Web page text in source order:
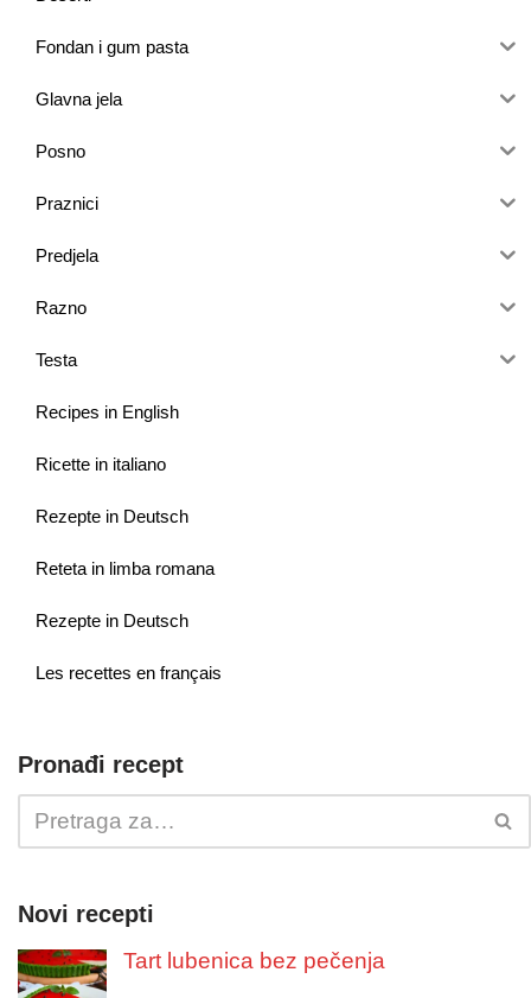
Fondan i gum pasta
Glavna jela
Posno
Praznici
Predjela
Razno
Testa
Recipes in English
Ricette in italiano
Rezepte in Deutsch
Reteta in limba romana
Rezepte in Deutsch
Les recettes en français
Pronađi recept
Novi recepti
Tart lubenica bez pečenja